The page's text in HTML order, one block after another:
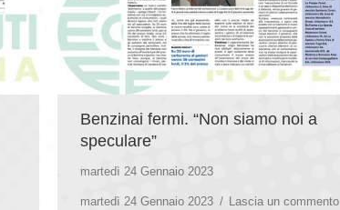
Benzinai fermi. “Non siamo noi a
speculare”
martedì 24 Gennaio 2023
martedì 24 Gennaio 2023
Lascia un commento